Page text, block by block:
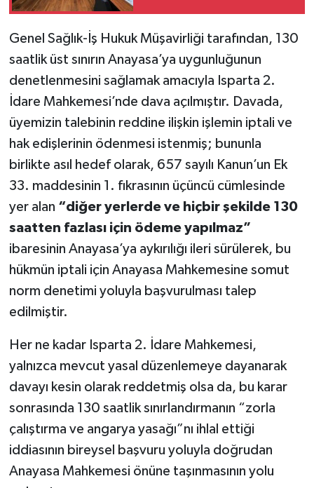
Genel Sağlık-İş Hukuk Müşavirliği tarafından, 130
saatlik üst sınırın Anayasa’ya uygunluğunun
denetlenmesini sağlamak amacıyla Isparta 2.
İdare Mahkemesi’nde dava açılmıştır. Davada,
üyemizin talebinin reddine ilişkin işlemin iptali ve
hak edişlerinin ödenmesi istenmiş; bununla
birlikte asıl hedef olarak, 657 sayılı Kanun’un Ek
33. maddesinin 1. fıkrasının üçüncü cümlesinde
yer alan “diğer yerlerde ve hiçbir şekilde 130
saatten fazlası için ödeme yapılmaz”
ibaresinin Anayasa’ya aykırılığı ileri sürülerek, bu
hükmün iptali için Anayasa Mahkemesine somut
norm denetimi yoluyla başvurulması talep
edilmiştir.
Her ne kadar Isparta 2. İdare Mahkemesi,
yalnızca mevcut yasal düzenlemeye dayanarak
davayı kesin olarak reddetmiş olsa da, bu karar
sonrasında 130 saatlik sınırlandırmanın “zorla
çalıştırma ve angarya yasağı”nı ihlal ettiği
iddiasının bireysel başvuru yoluyla doğrudan
Anayasa Mahkemesi önüne taşınmasının yolu